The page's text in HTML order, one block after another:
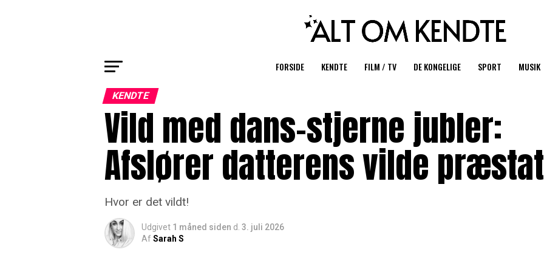
FORSIDE KENDTE FILM / TV DE KONGELIGE SPORT MUSIK
KENDTE
Vild med dans-stjerne jubler:
Afslører datterens vilde
Hvor er det vildt!
Udgivet 1 måned siden d. 3. juli 2026
AfSarah S